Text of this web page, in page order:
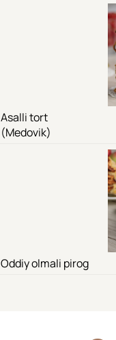
Asalli tort
(Medovik)
Oddiy olmali pirog